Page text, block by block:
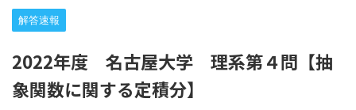
解答速報
2022年度 名古屋大学 理系第４問【抽
象関数に関する定積分】